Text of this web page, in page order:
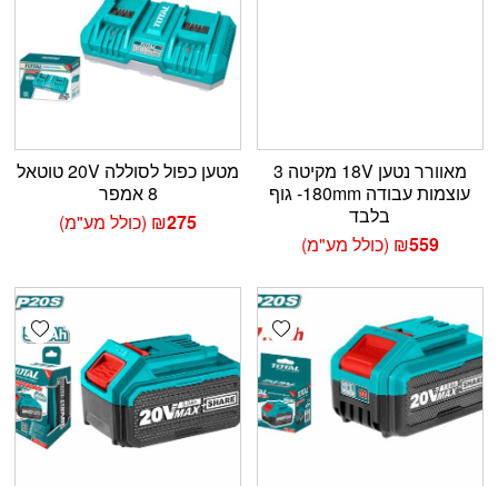
מאוורר נטען 18V מקיטה 3
עוצמות עבודה 180mm- גוף
בלבד
₪559 (כולל מע"מ)
מטען כפול לסוללה 20V טוטאל
8 אמפר
₪275 (כולל מע"מ)
Add wishlist